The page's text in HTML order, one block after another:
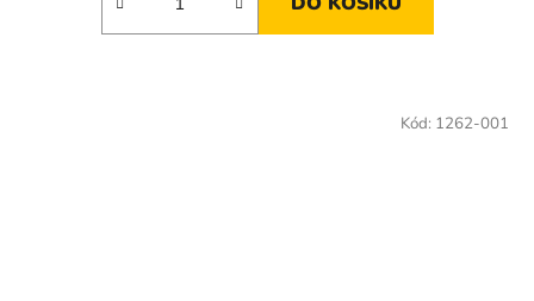
Kód: 1262-001